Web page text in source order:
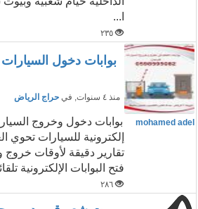
ا...
٢٣٥
بوابات دخول السيارات
منذ ٤ سنوات , في حراج الرياض
mohamed adel
بوابات دخول وخروج
إلكترونية للسيارات تحوي
تقارير دقيقة لأوقات
فتح البوابات الإلكترونية
٢٨٦